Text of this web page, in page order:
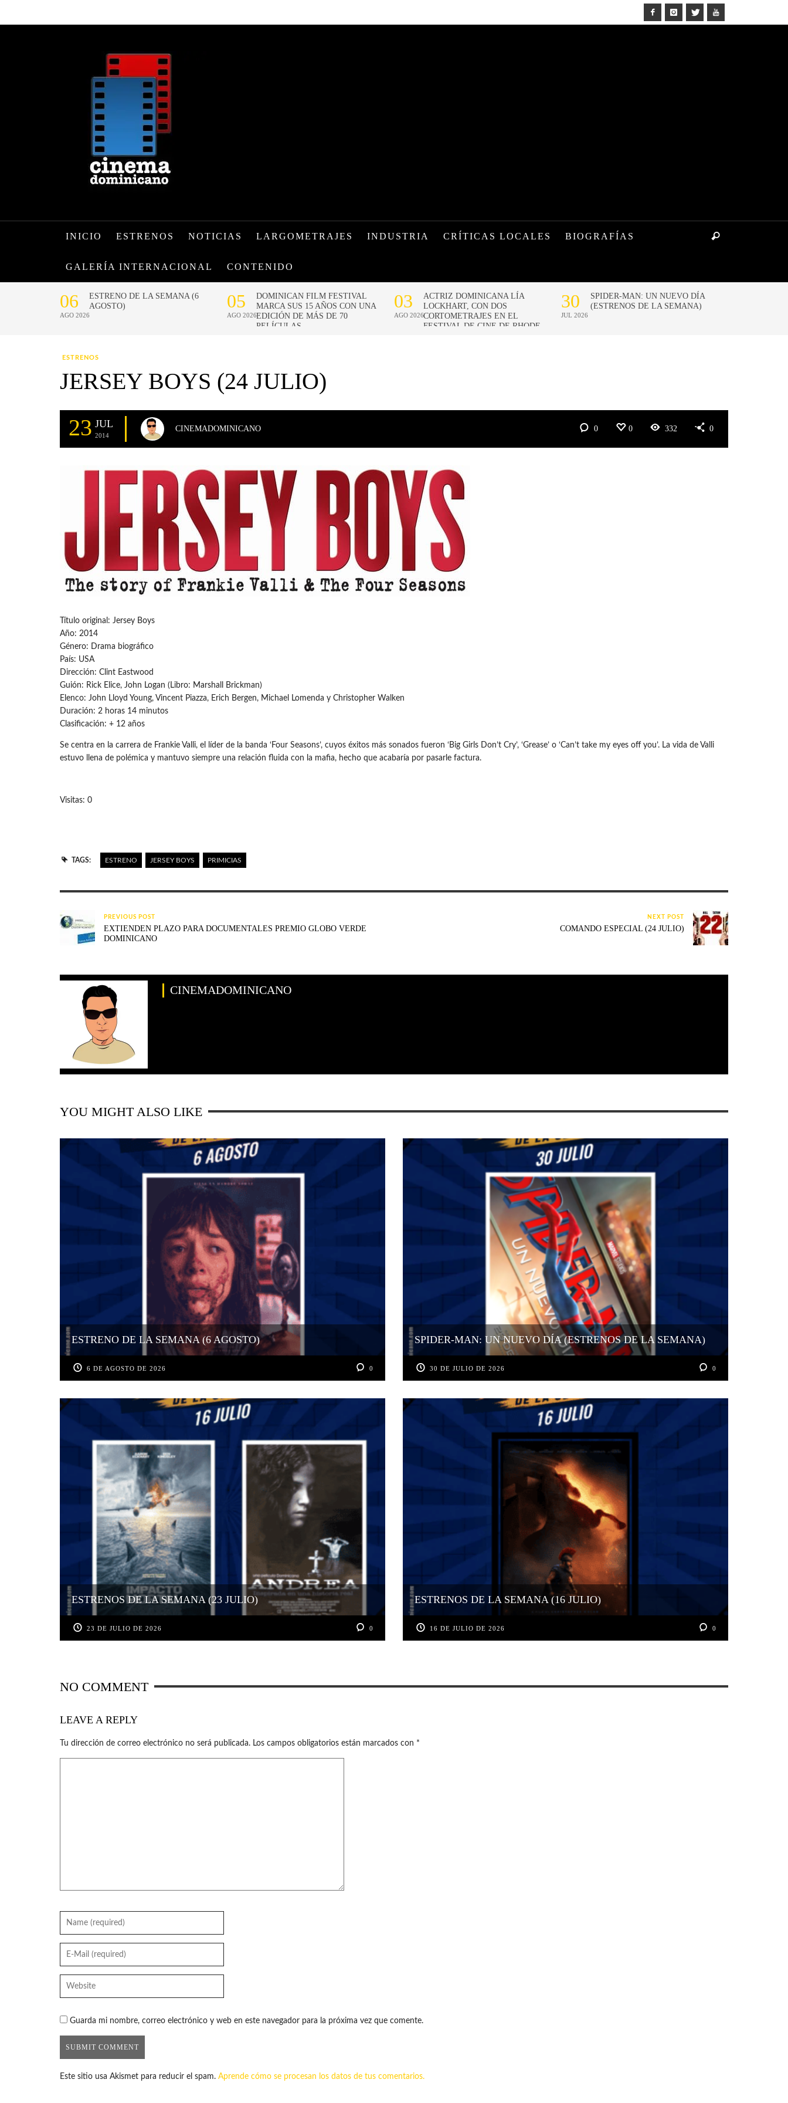
INICIO ESTRENOS NOTICIAS LARGOMETRAJES INDUSTRIA CRÍTICAS LOCALES BIOGRAFÍAS
GALERÍA INTERNACIONAL CONTENIDO
ESTRENOS
JERSEY BOYS (24 JULIO)
23 JUL
2014
CINEMADOMINICANO 0 0 332 0
Título original: Jersey Boys
Año: 2014
Género: Drama biográfico
País: USA
Dirección: Clint Eastwood
Guión: Rick Elice, John Logan (Libro: Marshall Brickman)
Elenco: John Lloyd Young, Vincent Piazza, Erich Bergen, Michael Lomenda y Christopher Walken
Duración: 2 horas 14 minutos
Clasificación: + 12 años
Se centra en la carrera de Frankie Valli, el líder de la banda ‘Four Seasons’, cuyos éxitos más sonados fueron ‘Big Girls Don’t Cry’, ‘Grease’ o ‘Can’t take my eyes off you’. La vida de Valli
estuvo llena de polémica y mantuvo siempre una relación fluida con la mafia, hecho que acabaría por pasarle factura.
Visitas: 0
TAGS: ESTRENO JERSEY BOYS PRIMICIAS
PREVIOUS POST
EXTIENDEN PLAZO PARA DOCUMENTALES PREMIO GLOBO VERDE
DOMINICANO
NEXT POST
COMANDO ESPECIAL (24 JULIO)
CINEMADOMINICANO
YOU MIGHT ALSO LIKE
ESTRENO DE LA SEMANA (6 AGOSTO)
6 DE AGOSTO DE 2026 0
SPIDER-MAN: UN NUEVO DÍA (ESTRENOS DE LA SEMANA)
30 DE JULIO DE 2026 0
ESTRENOS DE LA SEMANA (23 JULIO)
23 DE JULIO DE 2026 0
ESTRENOS DE LA SEMANA (16 JULIO)
16 DE JULIO DE 2026 0
NO COMMENT
LEAVE A REPLY
Tu dirección de correo electrónico no será publicada. Los campos obligatorios están marcados con *
Guarda mi nombre, correo electrónico y web en este navegador para la próxima vez que comente.
Este sitio usa Akismet para reducir el spam. Aprende cómo se procesan los datos de tus comentarios.